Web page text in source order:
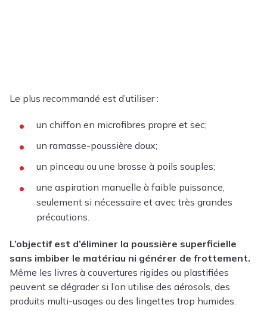
Le plus recommandé est d’utiliser :
un chiffon en microfibres propre et sec;
un ramasse-poussière doux;
un pinceau ou une brosse à poils souples;
une aspiration manuelle à faible puissance,
seulement si nécessaire et avec très grandes
précautions.
L’objectif est d’éliminer la poussière superficielle
sans imbiber le matériau ni générer de frottement.
Même les livres à couvertures rigides ou plastifiées
peuvent se dégrader si l’on utilise des aérosols, des
produits multi-usages ou des lingettes trop humides.